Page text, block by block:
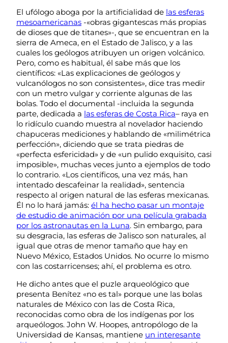
El ufólogo aboga por la artificialidad de las esferas
mesoamericanas -«obras gigantescas más propias
de dioses que de titanes»-, que se encuentran en la
sierra de Ameca, en el Estado de Jalisco, y a las
cuales los geólogos atribuyen un origen volcánico.
Pero, como es habitual, él sabe más que los
científicos: «Las explicaciones de geólogos y
vulcanólogos no son consistentes», dice tras medir
con un metro vulgar y corriente algunas de las
bolas. Todo el documental -incluida la segunda
parte, dedicada a las esferas de Costa Rica– raya en
lo ridículo cuando muestra al novelador haciendo
chapuceras mediciones y hablando de «milimétrica
perfección», diciendo que se trata piedras de
«perfecta esfericidad» y de «un pulido exquisito, casi
imposible», muchas veces junto a ejemplos de todo
lo contrario. «Los científicos, una vez más, han
intentado descafeinar la realidad», sentencia
respecto al origen natural de las esferas mexicanas.
Él no lo hará jamás: él ha hecho pasar un montaje
de estudio de animación por una película grabada
por los astronautas en la Luna. Sin embargo, para
su desgracia, las esferas de Jalisco son naturales, al
igual que otras de menor tamaño que hay en
Nuevo México, Estados Unidos. No ocurre lo mismo
con las costarricenses; ahí, el problema es otro.
He dicho antes que el puzle arqueológico que
presenta Benítez «no es tal» porque une las bolas
naturales de México con las de Costa Rica,
reconocidas como obra de los indígenas por los
arqueólogos. John W. Hoopes, antropólogo de la
Universidad de Kansas, mantiene un interesante